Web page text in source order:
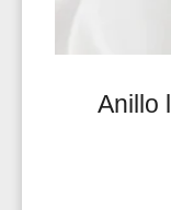
Anillo